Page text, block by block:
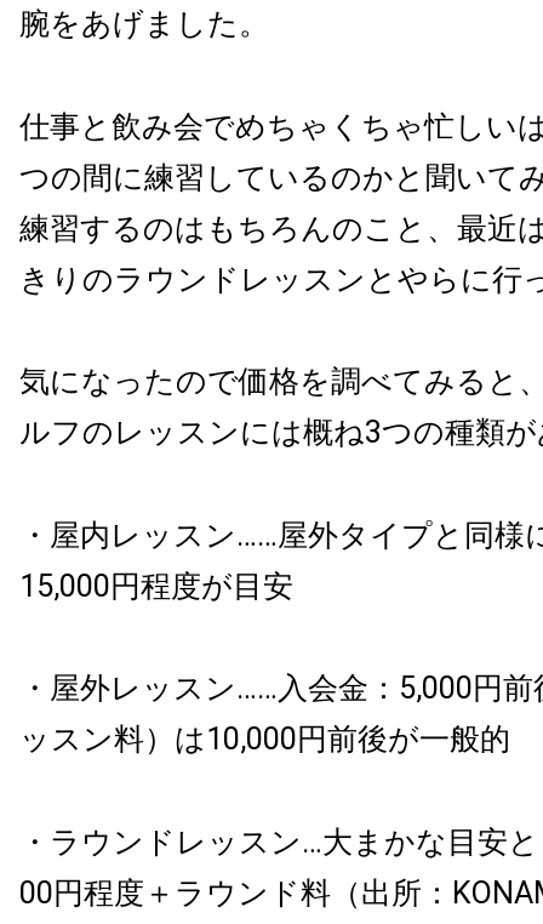
腕をあげました。
仕事と飲み会でめちゃくちゃ忙しい
つの間に練習しているのかと聞いて
練習するのはもちろんのこと、最近
きりのラウンドレッスンとやらに行
気になったので価格を調べてみると
ルフのレッスンには概ね3つの種類
・屋内レッスン……屋外タイプと同様
15,000円程度が目安
・屋外レッスン……入会金：5,000円
ッスン料）は10,000円前後が一般的
・ラウンドレッスン…大まかな目安
00円程度＋ラウンド料（出所：